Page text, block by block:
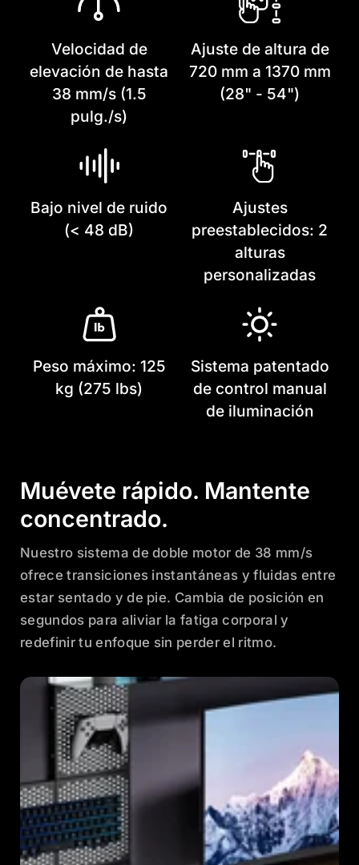
Velocidad de
elevación de hasta
38 mm/s (1.5
pulg./s)
Ajuste de altura de
720 mm a 1370 mm
(28" - 54")
Bajo nivel de ruido
(< 48 dB)
Ajustes
preestablecidos: 2
alturas
personalizadas
Peso máximo: 125
kg (275 lbs)
Sistema patentado
de control manual
de iluminación
Muévete rápido. Mantente
concentrado.
Nuestro sistema de doble motor de 38 mm/s
ofrece transiciones instantáneas y fluidas entre
estar sentado y de pie. Cambia de posición en
segundos para aliviar la fatiga corporal y
redefinir tu enfoque sin perder el ritmo.